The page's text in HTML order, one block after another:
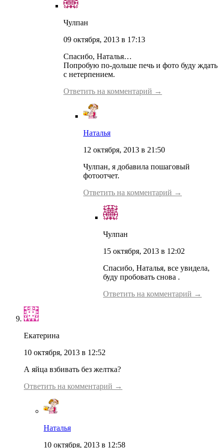
Чулпан
09 октября, 2013 в 17:13
Спасибо, Наталья…
Попробую по-дольше печь и фото буду ждать
с нетерпением.
Ответить на комментарий →
Наталья
12 октября, 2013 в 21:50
Чулпан, я добавила пошаговый
фотоотчет.
Ответить на комментарий →
Чулпан
15 октября, 2013 в 12:02
Спасибо, Наталья, все увидела,
буду пробовать снова .
Ответить на комментарий →
Екатерина
10 октября, 2013 в 12:52
А яйца взбивать без желтка?
Ответить на комментарий →
Наталья
10 октября, 2013 в 12:58